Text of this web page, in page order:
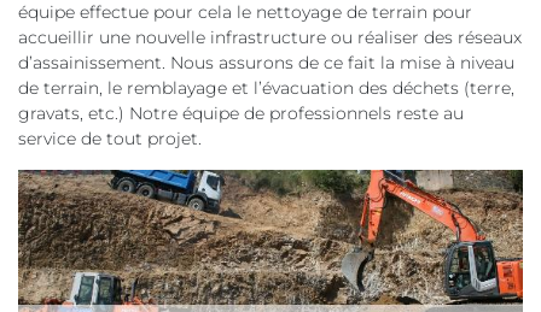
équipe effectue pour cela le nettoyage de terrain pour
accueillir une nouvelle infrastructure ou réaliser des réseaux
d’assainissement. Nous assurons de ce fait la mise à niveau
de terrain, le remblayage et l’évacuation des déchets (terre,
gravats, etc.) Notre équipe de professionnels reste au
service de tout projet.